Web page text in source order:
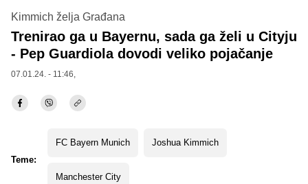
Kimmich želja Građana
Trenirao ga u Bayernu, sada ga želi u Cityju
- Pep Guardiola dovodi veliko pojačanje
07.01.24. - 11:46,
Teme:
FC Bayern Munich Joshua Kimmich
Manchester City